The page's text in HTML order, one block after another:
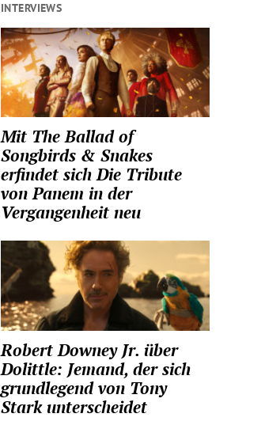
INTERVIEWS
Mit The Ballad of
Songbirds & Snakes
erfindet sich Die Tribute
von Panem in der
Vergangenheit neu
Robert Downey Jr. über
Dolittle: Jemand, der sich
grundlegend von Tony
Stark unterscheidet